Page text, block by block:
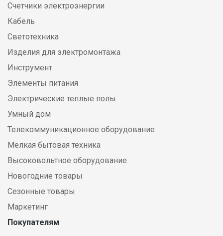
Счетчики электроэнергии
Кабель
Светотехника
Изделия для электромонтажа
Инструмент
Элементы питания
Электрические теплые полы
Умный дом
Телекоммуникационное оборудование
Мелкая бытовая техника
Высоковольтное оборудование
Новогодние товары
Сезонные товары
Маркетинг
Покупателям